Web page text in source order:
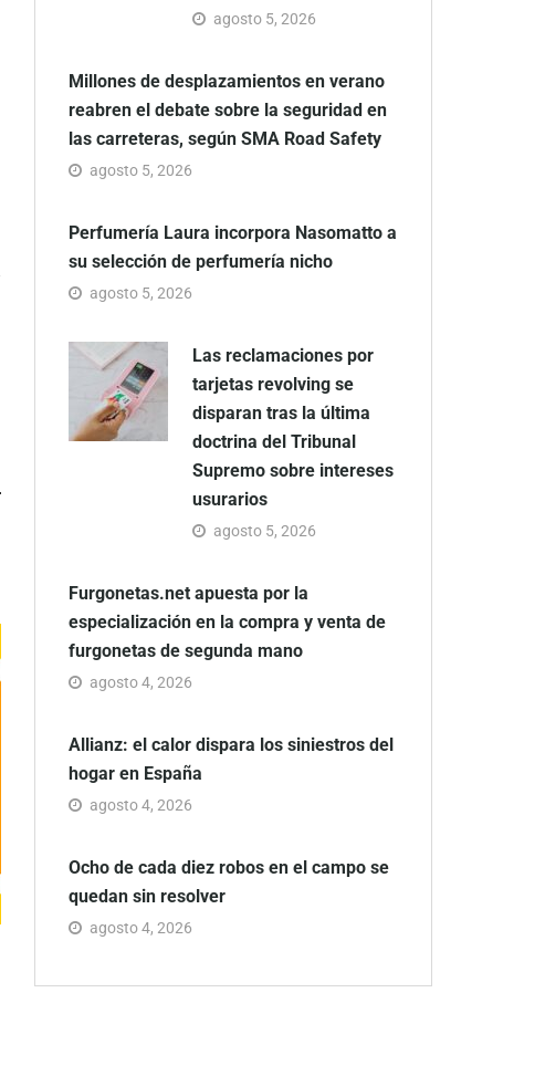
agosto 5, 2026
Millones de desplazamientos en verano
reabren el debate sobre la seguridad en
las carreteras, según SMA Road Safety
agosto 5, 2026
Perfumería Laura incorpora Nasomatto a
su selección de perfumería nicho
agosto 5, 2026
Las reclamaciones por
tarjetas revolving se
disparan tras la última
doctrina del Tribunal
Supremo sobre intereses
usurarios
agosto 5, 2026
Furgonetas.net apuesta por la
especialización en la compra y venta de
furgonetas de segunda mano
agosto 4, 2026
Allianz: el calor dispara los siniestros del
hogar en España
agosto 4, 2026
Ocho de cada diez robos en el campo se
quedan sin resolver
agosto 4, 2026